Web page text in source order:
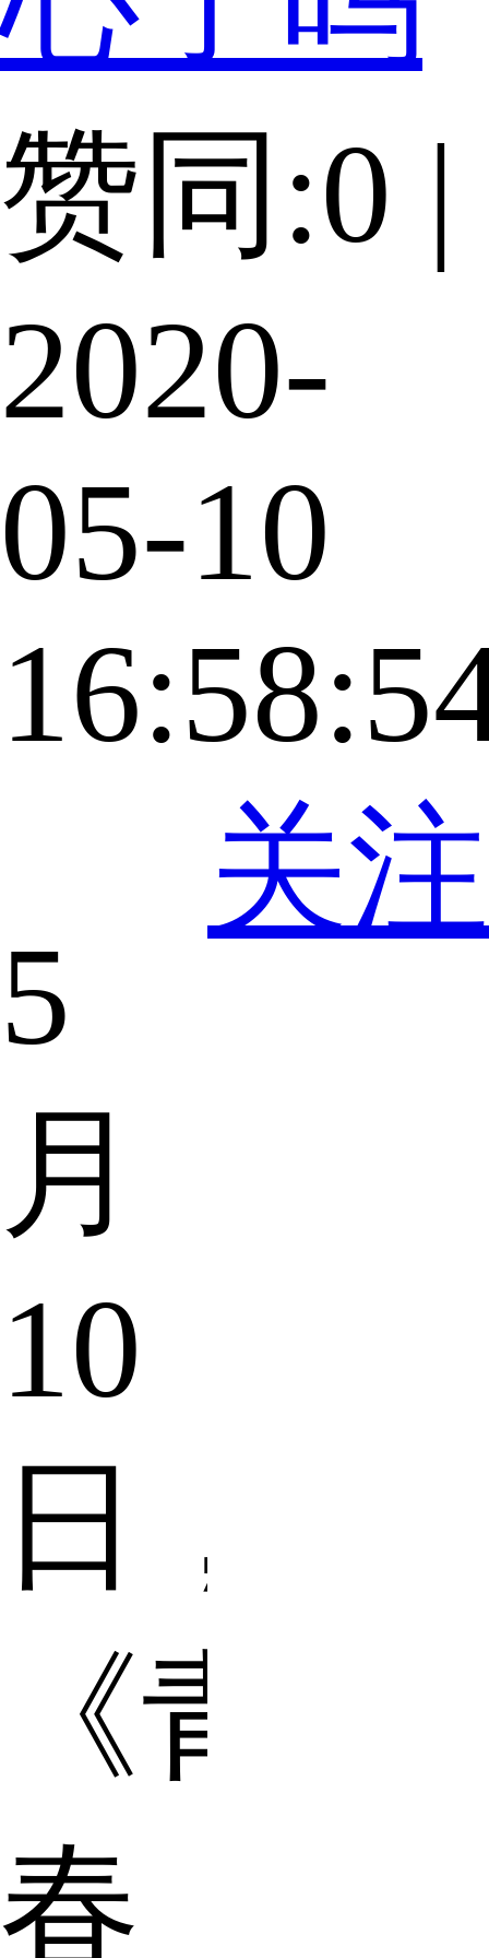
赞同:0 |
2020-
05-10
关注
5
月
10
日，
《青
春